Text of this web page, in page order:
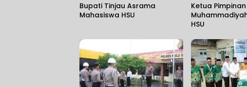
Bupati Tinjau Asrama
Mahasiswa HSU
Ketua
HSU